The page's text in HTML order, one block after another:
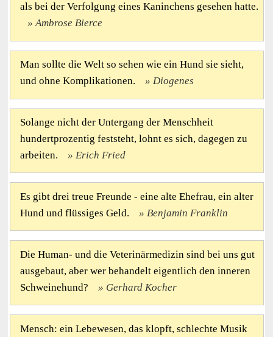
als bei der Verfolgung eines Kaninchens gesehen hatte.
Ambrose Bierce
Man sollte die Welt so sehen wie ein Hund sie sieht,
und ohne Komplikationen.
Diogenes
Solange nicht der Untergang der Menschheit
hundertprozentig feststeht, lohnt es sich, dagegen zu
arbeiten.
Erich Fried
Es gibt drei treue Freunde - eine alte Ehefrau, ein alter
Hund und flüssiges Geld.
Benjamin Franklin
Die Human- und die Veterinärmedizin sind bei uns gut
ausgebaut, aber wer behandelt eigentlich den inneren
Schweinehund?
Gerhard Kocher
Mensch: ein Lebewesen, das klopft, schlechte Musik